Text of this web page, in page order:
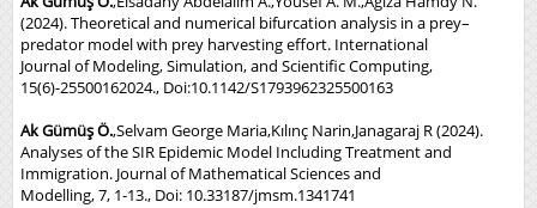
(2024). Theoretical and numerical bifurcation analysis in a prey–
predator model with prey harvesting effort. International
Journal of Modeling, Simulation, and Scientific Computing,
15(6)-25500162024., Doi:10.1142/S1793962325500163
Ak Gümüş Ö.,Selvam George Maria,Kılınç Narin,Janagaraj R (2024).
Analyses of the SIR Epidemic Model Including Treatment and
Immigration. Journal of Mathematical Sciences and
Modelling, 7, 1-13., Doi: 10.33187/jmsm.1341741